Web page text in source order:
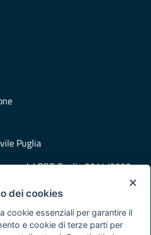
Puglia
del POR Puglia 2014/2020 -
×
dei cookies
cookie essenziali per garantire il
e cookie di terze parti per